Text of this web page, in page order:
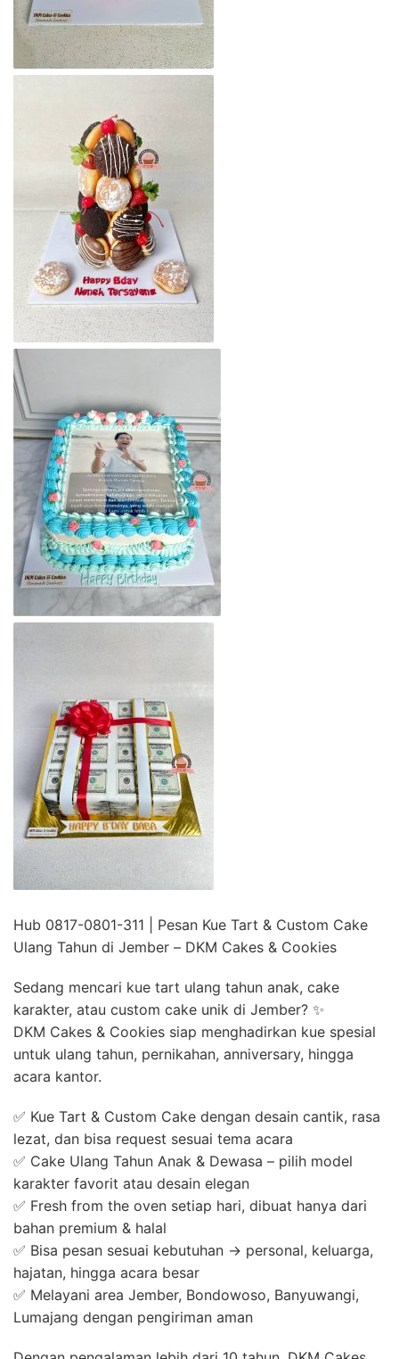
Hub 0817-0801-311 | Pesan Kue Tart & Custom Cake
Ulang Tahun di Jember – DKM Cakes & Cookies
Sedang mencari kue tart ulang tahun anak, cake
karakter, atau custom cake unik di Jember? ✨
DKM Cakes & Cookies siap menghadirkan kue spesial
untuk ulang tahun, pernikahan, anniversary, hingga
acara kantor.
✅ Kue Tart & Custom Cake dengan desain cantik, rasa
lezat, dan bisa request sesuai tema acara
✅ Cake Ulang Tahun Anak & Dewasa – pilih model
karakter favorit atau desain elegan
✅ Fresh from the oven setiap hari, dibuat hanya dari
bahan premium & halal
✅ Bisa pesan sesuai kebutuhan → personal, keluarga,
hajatan, hingga acara besar
✅ Melayani area Jember, Bondowoso, Banyuwangi,
Lumajang dengan pengiriman aman